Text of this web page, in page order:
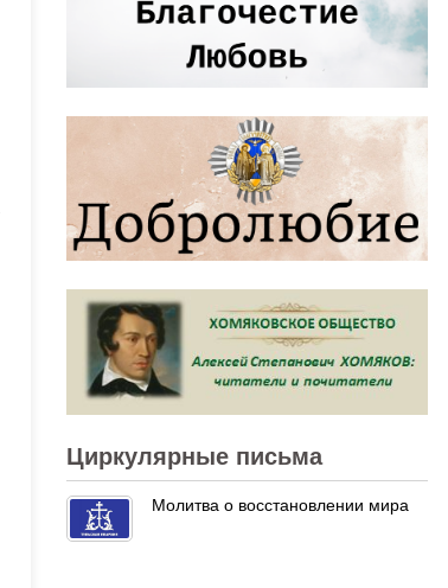
Циркулярные письма
Молитва о восстановлении мира